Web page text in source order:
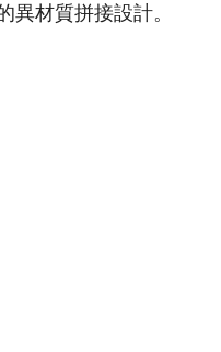
材質拼接設計。